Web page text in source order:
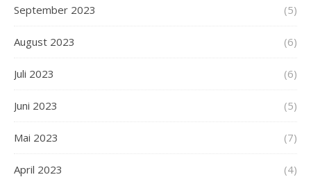
September 2023 (5)
August 2023 (6)
Juli 2023 (6)
Juni 2023 (5)
Mai 2023 (7)
April 2023 (4)